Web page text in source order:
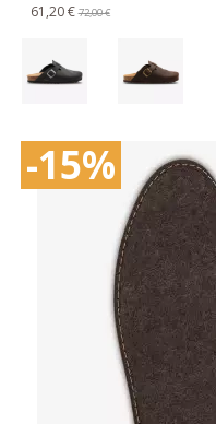
61,20 €72,00 €
-15%